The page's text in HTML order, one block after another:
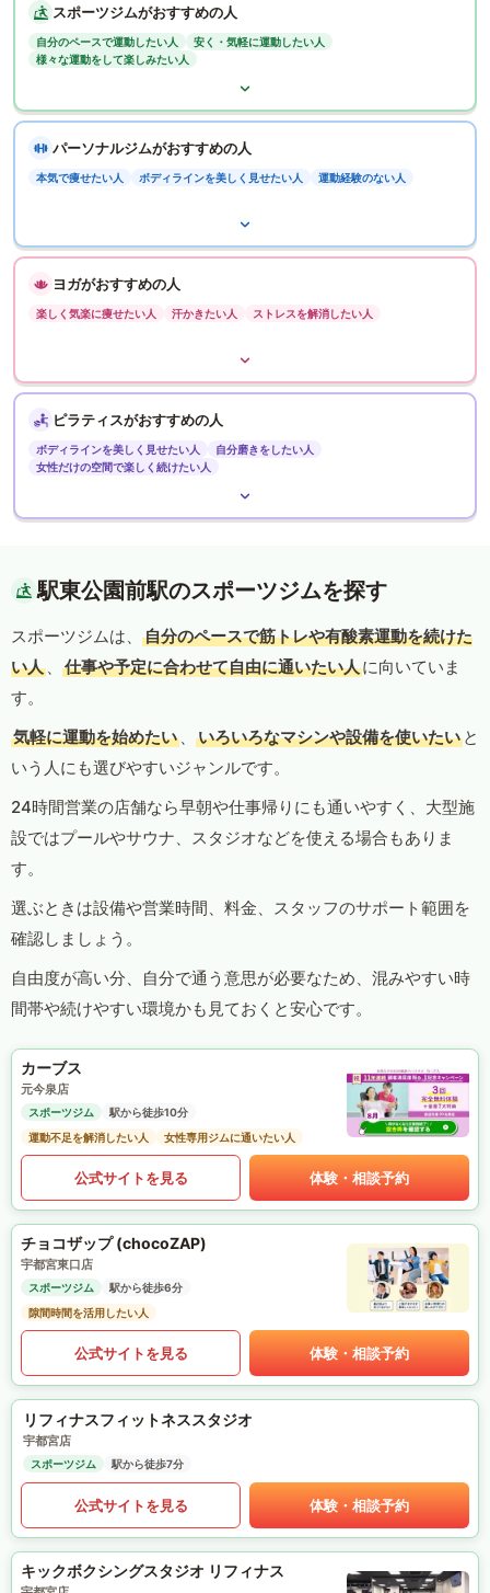
スポーツジムがおすすめの人
自分のペースで運動したい人
安く・気軽に運動したい人
様々な運動をして楽しみたい人
パーソナルジムがおすすめの人
本気で痩せたい人 ボディラインを美しく見せたい人 運動経験のない人
ヨガがおすすめの人
楽しく気楽に痩せたい人 汗かきたい人 ストレスを解消したい人
ピラティスがおすすめの人
ボディラインを美しく見せたい人
自分磨きをしたい人
女性だけの空間で楽しく続けたい人
駅東公園前駅のスポーツジムを探す
スポーツジムは、
自分のペースで筋トレや有酸素運動を続けた
い人 、 仕事や予定に合わせて自由に通いたい人に向いていま
す。
気軽に運動を始めたい 、 いろいろなマシンや設備を使いたい と
いう人にも選びやすいジャンルです。
24時間営業の店舗なら早朝や仕事帰りにも通いやすく、大型施
設ではプールやサウナ、スタジオなどを使える場合もありま
す。
選ぶときは設備や営業時間、料金、スタッフのサポート範囲を
確認しましょう。
自由度が高い分、自分で通う意思が必要なため、混みやすい時
間帯や続けやすい環境かも見ておくと安心です。
カーブス
元今泉店
スポーツジム
駅から徒歩10分
運動不足を解消したい人
女性専用ジムに通いたい人
公式サイトを見る 体験・相談予約
チョコザップ (chocoZAP)
宇都宮東口店
スポーツジム
駅から徒歩6分
隙間時間を活用したい人
公式サイトを見る 体験・相談予約
リフィナスフィットネススタジオ
宇都宮店
スポーツジム 駅から徒歩7分
公式サイトを見る 体験・相談予約
キックボクシングスタジオ リフィナス